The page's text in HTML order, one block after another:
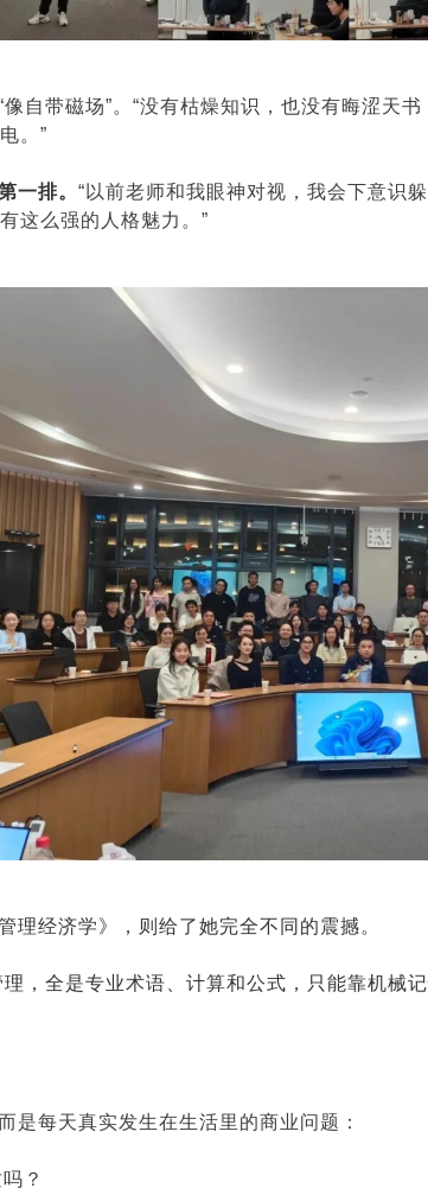
自带磁场”。“没有枯燥知识，也没有晦涩天
。”
一排。 “以前老师和我眼神对视，我会下意识
这么强的人格魅力。”
理经济学》，则给了她完全不同的震撼。
，全是专业术语、计算和公式，只能靠机械
是每天真实发生在生活里的商业问题：
？